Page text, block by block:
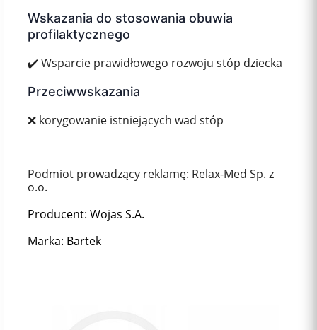
Wskazania do stosowania obuwia
profilaktycznego
✔️ Wsparcie prawidłowego rozwoju stóp dziecka
Przeciwwskazania
❌ korygowanie istniejących wad stóp
Podmiot prowadzący reklamę: Relax-Med Sp. z
o.o.
Producent: Wojas S.A.
Marka: Bartek